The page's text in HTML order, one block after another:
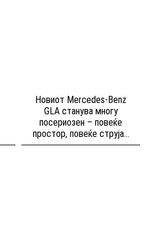
Новиот Mercedes-Benz
GLA станува многу
посериозен – повеќе
простор, повеќе струја...